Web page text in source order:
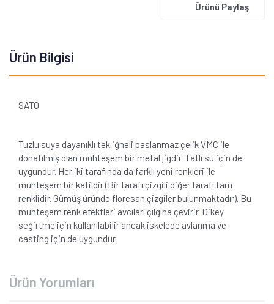
Ürünü Paylaş
Ürün Bilgisi
SATO
Tuzlu suya dayanıklı tek iğneli paslanmaz çelik VMC ile
donatılmış olan muhteşem bir metal jigdir. Tatlı su için de
uygundur. Her iki tarafında da farklı yeni renkleri ile
muhteşem bir katildir (Bir tarafı çizgili diğer tarafı tam
renklidir. Gümüş üründe floresan çizgiler bulunmaktadır). Bu
muhteşem renk efektleri avcıları çılgına çevirir. Dikey
seğirtme için kullanılabilir ancak iskelede avlanma ve
casting için de uygundur.
Ürün Yorumları